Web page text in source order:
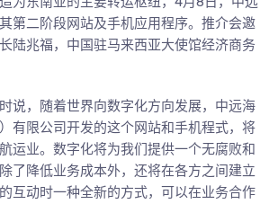
第二阶段网站及手机应用程序。推介会邀
陆兆福，中国驻马来西亚大使馆经济商务
说，随着世界向数字化方向发展，中远海
有限公司开发的这个网站和手机程式，将
运业。数字化将为我们提供一个无腐败和
了降低业务成本外，还将在各方之间建立
互动时一种全新的方式，可以在业务合作